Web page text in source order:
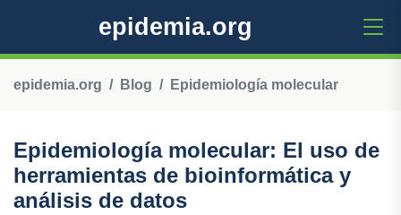
epidemia.org
epidemia.org Blog Epidemiología molecular
Epidemiología molecular: El uso de
herramientas de bioinformática y
análisis de datos